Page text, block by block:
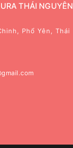
THÁI NGUYÊN
Phổ Yên, Thái